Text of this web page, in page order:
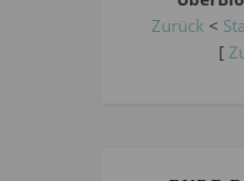
Zurück <
[